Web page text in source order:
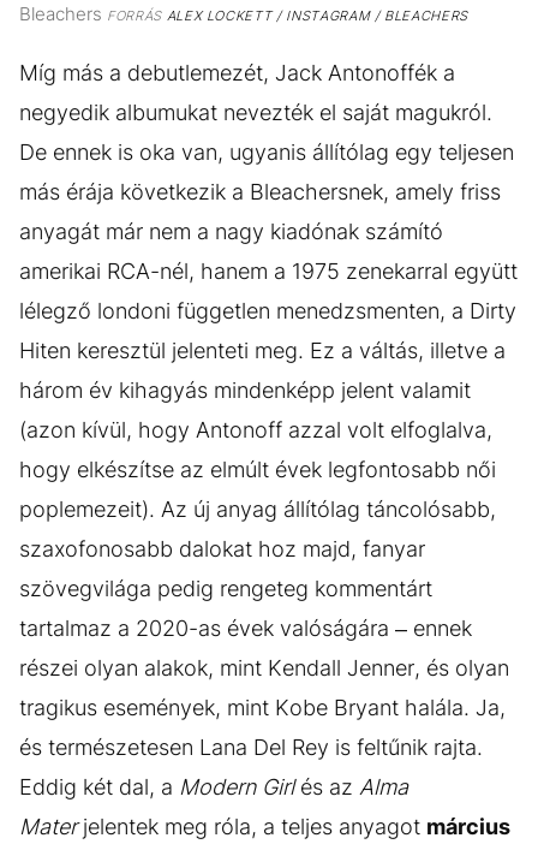
Bleachers FORRÁSALEX LOCKETT / INSTAGRAM / BLEACHERS
Míg más a debutlemezét, Jack Antonoffék a
negyedik albumukat nevezték el saját magukról.
De ennek is oka van, ugyanis állítólag egy teljesen
más érája következik a Bleachersnek, amely friss
anyagát már nem a nagy kiadónak számító
amerikai RCA-nél, hanem a 1975 zenekarral együtt
lélegző londoni független menedzsmenten, a Dirty
Hiten keresztül jelenteti meg. Ez a váltás, illetve a
három év kihagyás mindenképp jelent valamit
(azon kívül, hogy Antonoff azzal volt elfoglalva,
hogy elkészítse az elmúlt évek legfontosabb női
poplemezeit). Az új anyag állítólag táncolósabb,
szaxofonosabb dalokat hoz majd, fanyar
szövegvilága pedig rengeteg kommentárt
tartalmaz a 2020-as évek valóságára – ennek
részei olyan alakok, mint Kendall Jenner, és olyan
tragikus események, mint Kobe Bryant halála. Ja,
és természetesen Lana Del Rey is feltűnik rajta.
Eddig két dal, a Modern Girlés az Alma
Materjelentek meg róla, a teljes anyagot március